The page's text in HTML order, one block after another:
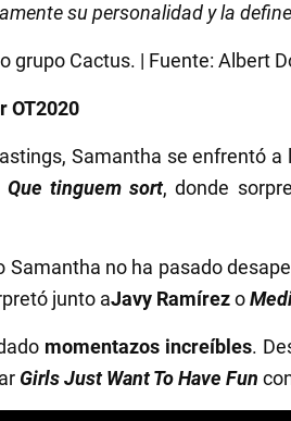
su personalidad y la
grupo Cactus. | Fuente: Albert
OT2020
Samantha se enfrentó a
Que tinguem sort, donde
no ha pasado
junto aJavy Ramírezo
momentazos increíbles.
Girls Just Want To Have Fun